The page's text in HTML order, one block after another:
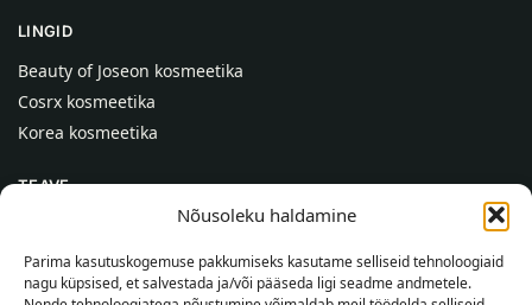
Nõusoleku haldamine
Parima kasutuskogemuse pakkumiseks kasutame selliseid tehnoloogiaid
nagu küpsised, et salvestada ja/või pääseda ligi seadme andmetele.
LINGID
Beauty of Joseon kosmeetika
Cosrx kosmeetika
Korea kosmeetika
TEAVE
Kontaktid
Abi